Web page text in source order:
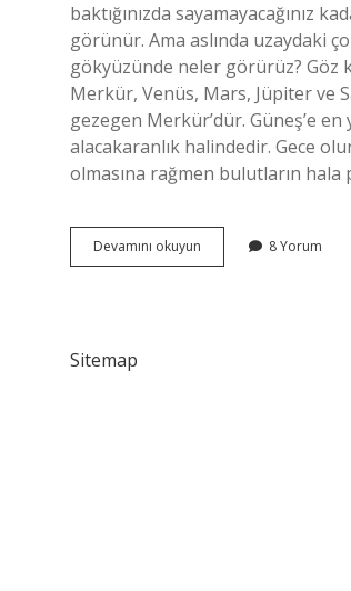
baktığınızda sayamayacağınız
görünür. Ama aslında uzaydaki
gökyüzünde neler görürüz? Göz
Merkür, Venüs, Mars, Jüpiter ve
gezegen Merkür’dür. Güneş’e
alacakaranlık halindedir. Gece
olmasına rağmen bulutların hala
Devamını okuyun
Gökyüzüne
8 Yorum
Sitemap